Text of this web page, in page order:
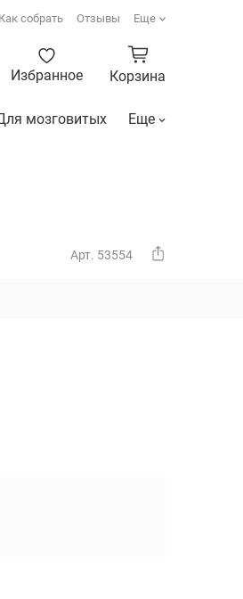
Как собрать Отзывы Еще
Избранное Корзина
мозговитых Еще
Арт. 53554